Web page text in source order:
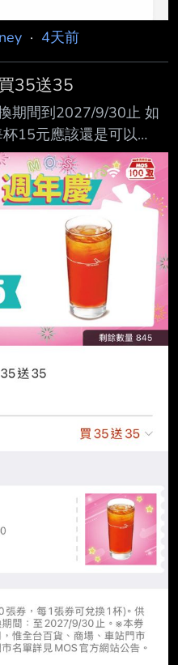
· 4天前
35送35
期間到2027/9/30止 如
15元應該還是可以
--